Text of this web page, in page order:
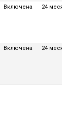
Включена 24 месяца
Включена 24 месяца